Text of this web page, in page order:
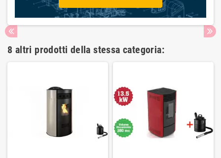
8 altri prodotti della stessa categoria: